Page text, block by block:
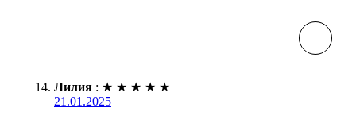
Лилия : ★ ★ ★ ★ ★
21.01.2025